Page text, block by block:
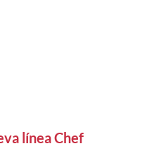
línea Chef